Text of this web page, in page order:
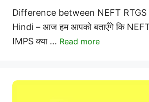
Difference between NEFT RTGS
Hindi – आज हम आपको बताएँगे कि
IMPS क्या … Read more